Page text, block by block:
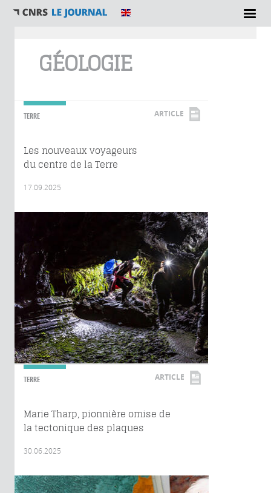
GÉOLOGIE
TERRE ARTICLE
Les nouveaux voyageurs
du centre de la Terre
17.09.2025
TERRE ARTICLE
Marie Tharp, pionnière omise de
la tectonique des plaques
30.06.2025